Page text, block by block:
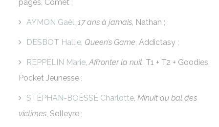
pages, Comet ;
AYMON Gaël,17 ans à jamais, Nathan ;
DESBOT Hallie, Queen’s Game, Addictasy ;
REPPELIN Marie,Affronter la nuit, T1 + T2 + Goodies,
Pocket Jeunesse ;
STÉPHAN-BOËSSÉ Charlotte,Minuit au bal des
victimes, Solleyre ;